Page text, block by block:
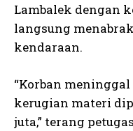
Lambalek dengan
langsung
kendaraan.
“Korban
kerugian materi
juta,” terang